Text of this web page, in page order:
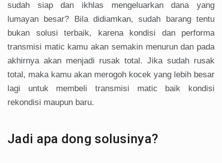
sudah siap dan ikhlas mengeluarkan dana yang
lumayan besar? Bila didiamkan, sudah barang tentu
bukan solusi terbaik, karena kondisi dan performa
transmisi matic kamu akan semakin menurun dan pada
akhirnya akan menjadi rusak total. Jika sudah rusak
total, maka kamu akan merogoh kocek yang lebih besar
lagi untuk membeli transmisi matic baik kondisi
rekondisi maupun baru.
Jadi apa dong solusinya?